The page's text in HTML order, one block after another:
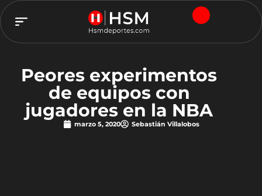
Peores experimentos
de equipos con
jugadores en la NBA
marzo 5, 2020 Sebastián Villalobos